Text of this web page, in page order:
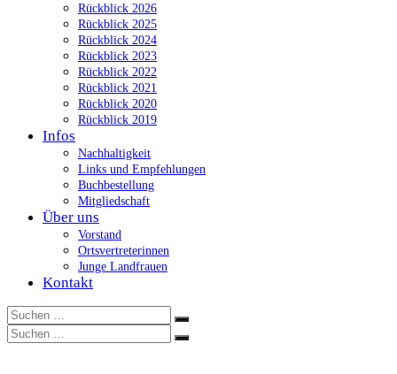
Rückblick 2026
Rückblick 2025
Rückblick 2024
Rückblick 2023
Rückblick 2022
Rückblick 2021
Rückblick 2020
Rückblick 2019
Infos
Nachhaltigkeit
Links und Empfehlungen
Buchbestellung
Mitgliedschaft
Über uns
Vorstand
Ortsvertreterinnen
Junge Landfrauen
Kontakt
Suchen
nach:
Suchen
Suchen
nach:
Suchen